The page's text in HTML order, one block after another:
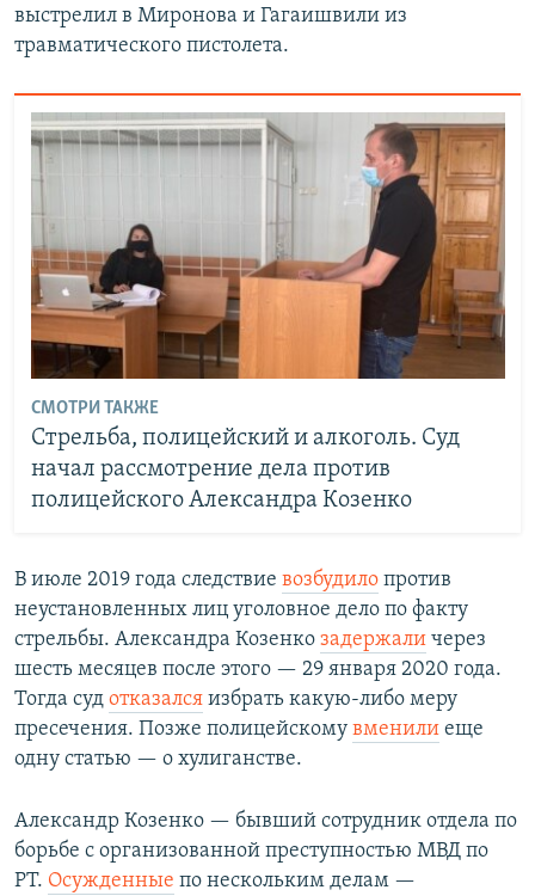
выстрелил в Миронова и Гагаишвили из
травматического пистолета.
СМОТРИ ТАКЖЕ
Стрельба, полицейский и алкоголь. Суд
начал рассмотрение дела против
полицейского Александра Козенко
В июле 2019 года следствие возбудило против
неустановленных лиц уголовное дело по факту
стрельбы. Александра Козенко задержали через
шесть месяцев после этого — 29 января 2020 года.
Тогда суд отказался избрать какую-либо меру
пресечения. Позже полицейскому вменили еще
одну статью — о хулиганстве.
Александр Козенко — бывший сотрудник отдела по
борьбе с организованной преступностью МВД по
РТ. Осужденные по нескольким делам —